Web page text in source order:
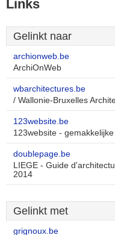
Links
Gelinkt naar
archionweb.be
ArchiOnWeb
wbarchitectures.be
/ Wallonie-Bruxelles
123website.be
123website -
doublepage.be
LIEGE - Guide
2014
Gelinkt met
grignoux.be